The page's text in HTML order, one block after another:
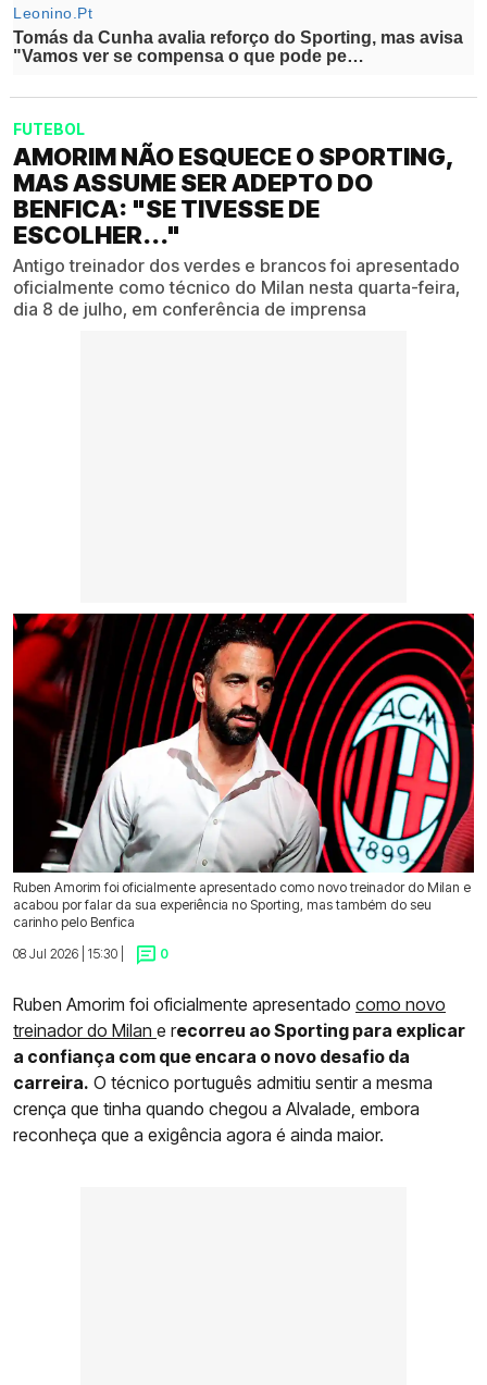
FUTEBOL
AMORIM NÃO ESQUECE O SPORTING,
MAS ASSUME SER ADEPTO DO
BENFICA: "SE TIVESSE DE
ESCOLHER..."
Antigo treinador dos verdes e brancos foi apresentado
oficialmente como técnico do Milan nesta quarta-feira,
dia 8 de julho, em conferência de imprensa
Ruben Amorim foi oficialmente apresentado como novo treinador do Milan e
acabou por falar da sua experiência no Sporting, mas também do seu
carinho pelo Benfica
08 Jul 2026 | 15:30 |
0
Ruben Amorim foi oficialmente apresentado como novo
treinador do Milan e recorreu ao Sporting para explicar
a confiança com que encara o novo desafio da
carreira. O técnico português admitiu sentir a mesma
crença que tinha quando chegou a Alvalade, embora
reconheça que a exigência agora é ainda maior.